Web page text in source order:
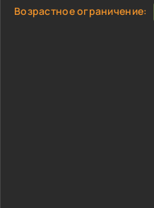
Возрастное ограничение: